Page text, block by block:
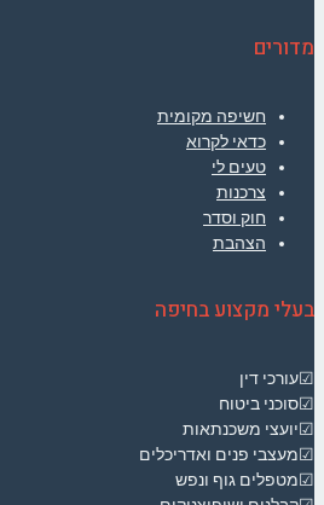
מדורים
חשיפה מקומית
כדאי לקרוא
טעים לי
צרכנות
חוק וסדר
הצהבת
בעלי מקצוע בחיפה
☑עורכי דין
☑סוכני ביטוח
☑יועצי משכנתאות
☑מעצבי פנים ואדריכלים
☑מטפלים גוף ונפש